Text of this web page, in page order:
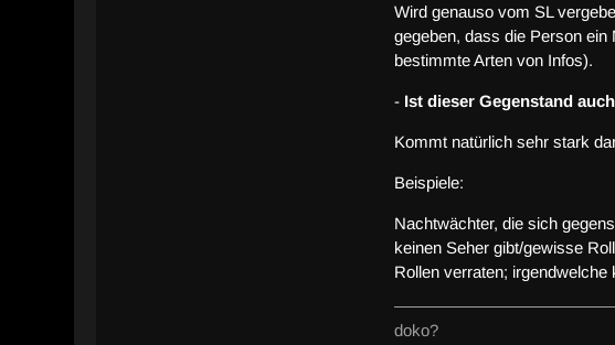
Wird genauso vom SL
gegeben, dass die Person
bestimmte Arten von Infos).
- Ist dieser Gegenstand
Kommt natürlich sehr stark
Beispiele:
Nachtwächter, die sich
keinen Seher gibt/gewisse
Rollen verraten;
doko?